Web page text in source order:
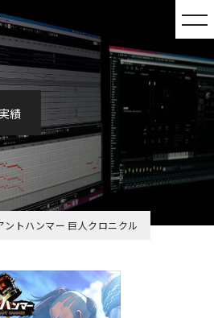
績
ントハンマー 巨人クロニクル